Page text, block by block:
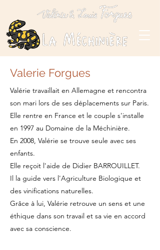
Valerie Forgues
Valérie travaillait en Allemagne et rencontra
son mari lors de ses déplacements sur Paris.
Elle rentre en France et le couple s'installe
en 1997 au Domaine de la Méchinière.
En 2008, Valérie se trouve seule avec ses
enfants.
Elle reçoit l'aide de Didier BARROUILLET.
Il la guide vers l'Agriculture Biologique et
des vinifications naturelles.
Grâce à lui, Valérie retrouve un sens et une
éthique dans son travail et sa vie en accord
avec sa conscience.